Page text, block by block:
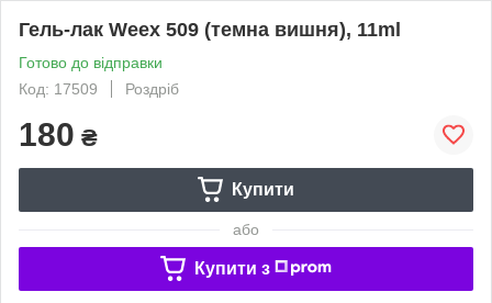
Гель-лак Weex 509 (темна вишня), 11ml
Готово до відправки
Код: 17509
Роздріб
180 ₴
Купити
або
Купити з